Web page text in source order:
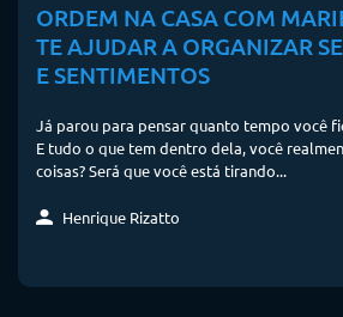
ORDEM NA CASA COM
TE AJUDAR A ORGANIZAR
E SENTIMENTOS
Já parou para pensar quanto tempo você
E tudo o que tem dentro dela, você
coisas? Será que você está tirando...
Henrique Rizatto